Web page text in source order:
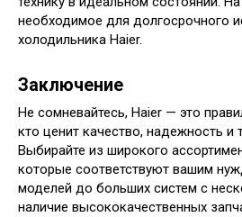
необходимое для долгосрочного
холодильника Haier.
Заключение
Не сомневайтесь, Haier — это
кто ценит качество, надежность и
Выбирайте из широкого
которые соответствуют вашим
моделей до больших систем с
наличие высококачественных